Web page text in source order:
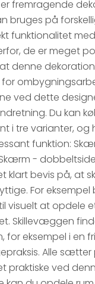
fremragende
bruges på
funktionalitet
de er meget
denne
ved dette
Du kan
i tre varianter, og
funktion:
-
klart bevis på, at
For
visuelt at opdele
Skillevæggen
for eksempel i en
Alle sætter
praktiske ved